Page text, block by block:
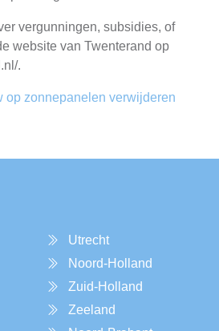
vergunningen, subsidies, of
website van Twenterand op
.
op zonnepanelen verwijderen
Utrecht
Noord-Holland
Zuid-Holland
Zeeland